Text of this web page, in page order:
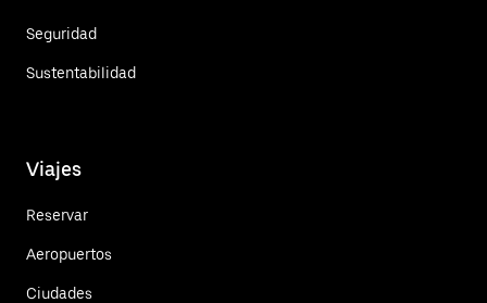
Seguridad
Sustentabilidad
Viajes
Reservar
Aeropuertos
Ciudades